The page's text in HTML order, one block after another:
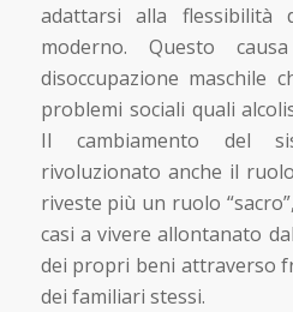
adattarsi alla flessibilità
moderno. Questo
disoccupazione maschile
problemi sociali quali
Il cambiamento del
rivoluzionato anche il
riveste più un ruolo
casi a vivere allontanato
dei propri beni attraverso
dei familiari stessi.